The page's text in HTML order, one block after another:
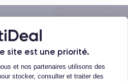
site est une priorité.
du Consentement
et nos partenaires utilisons des
stocker, consulter et traiter des
avec